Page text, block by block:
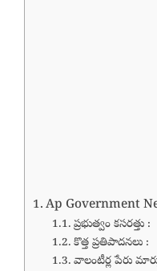
Ap Government
ప్రభుత్వం కసరత్తు :
కొత్త ప్రతిపాదనలు :
వాలంటీర్ల పేరు